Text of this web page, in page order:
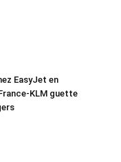
EasyJet en
KLM guette